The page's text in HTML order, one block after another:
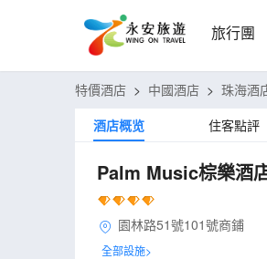
旅行團
特價酒店 > 中國酒店 > 珠海酒
酒店概览
住客點評
Palm Music棕樂酒
園林路51號101號商鋪
全部設施>